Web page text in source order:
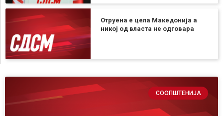
Отруена е цела Македонија а
никој од власта не одговара
СООПШТЕНИЈА